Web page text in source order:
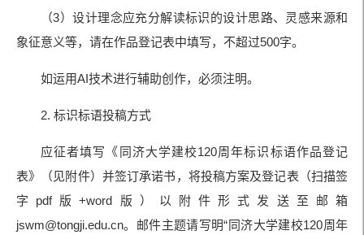
（3）设计理念应充分解读标识的设计思路、灵感来源和
象征意义等，请在作品登记表中填写，不超过500字。
如运用AI技术进行辅助创作，必须注明。
2. 标识标语投稿方式
应征者填写《同济大学建校120周年标识标语作品登记
表》（见附件）并签订承诺书，将投稿方案及登记表（扫描签
字pdf版+word版）以附件形式发送至邮箱
jswm@tongji.edu.cn。邮件主题请写明“同济大学建校120周年